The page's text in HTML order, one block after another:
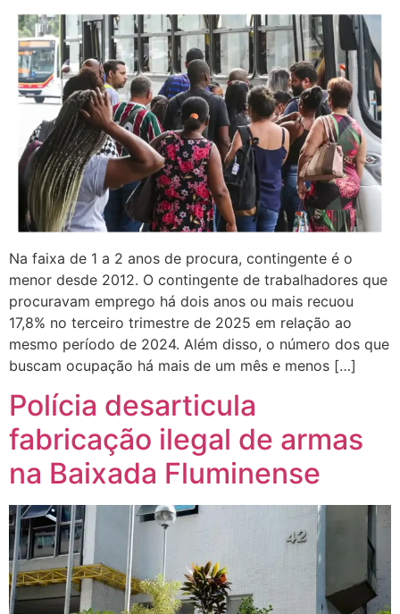
Na faixa de 1 a 2 anos de procura, contingente é o
menor desde 2012. O contingente de trabalhadores que
procuravam emprego há dois anos ou mais recuou
17,8% no terceiro trimestre de 2025 em relação ao
mesmo período de 2024. Além disso, o número dos que
buscam ocupação há mais de um mês e menos […]
Polícia desarticula
fabricação ilegal de armas
na Baixada Fluminense